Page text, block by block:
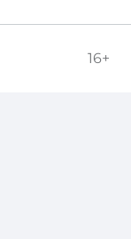
16+